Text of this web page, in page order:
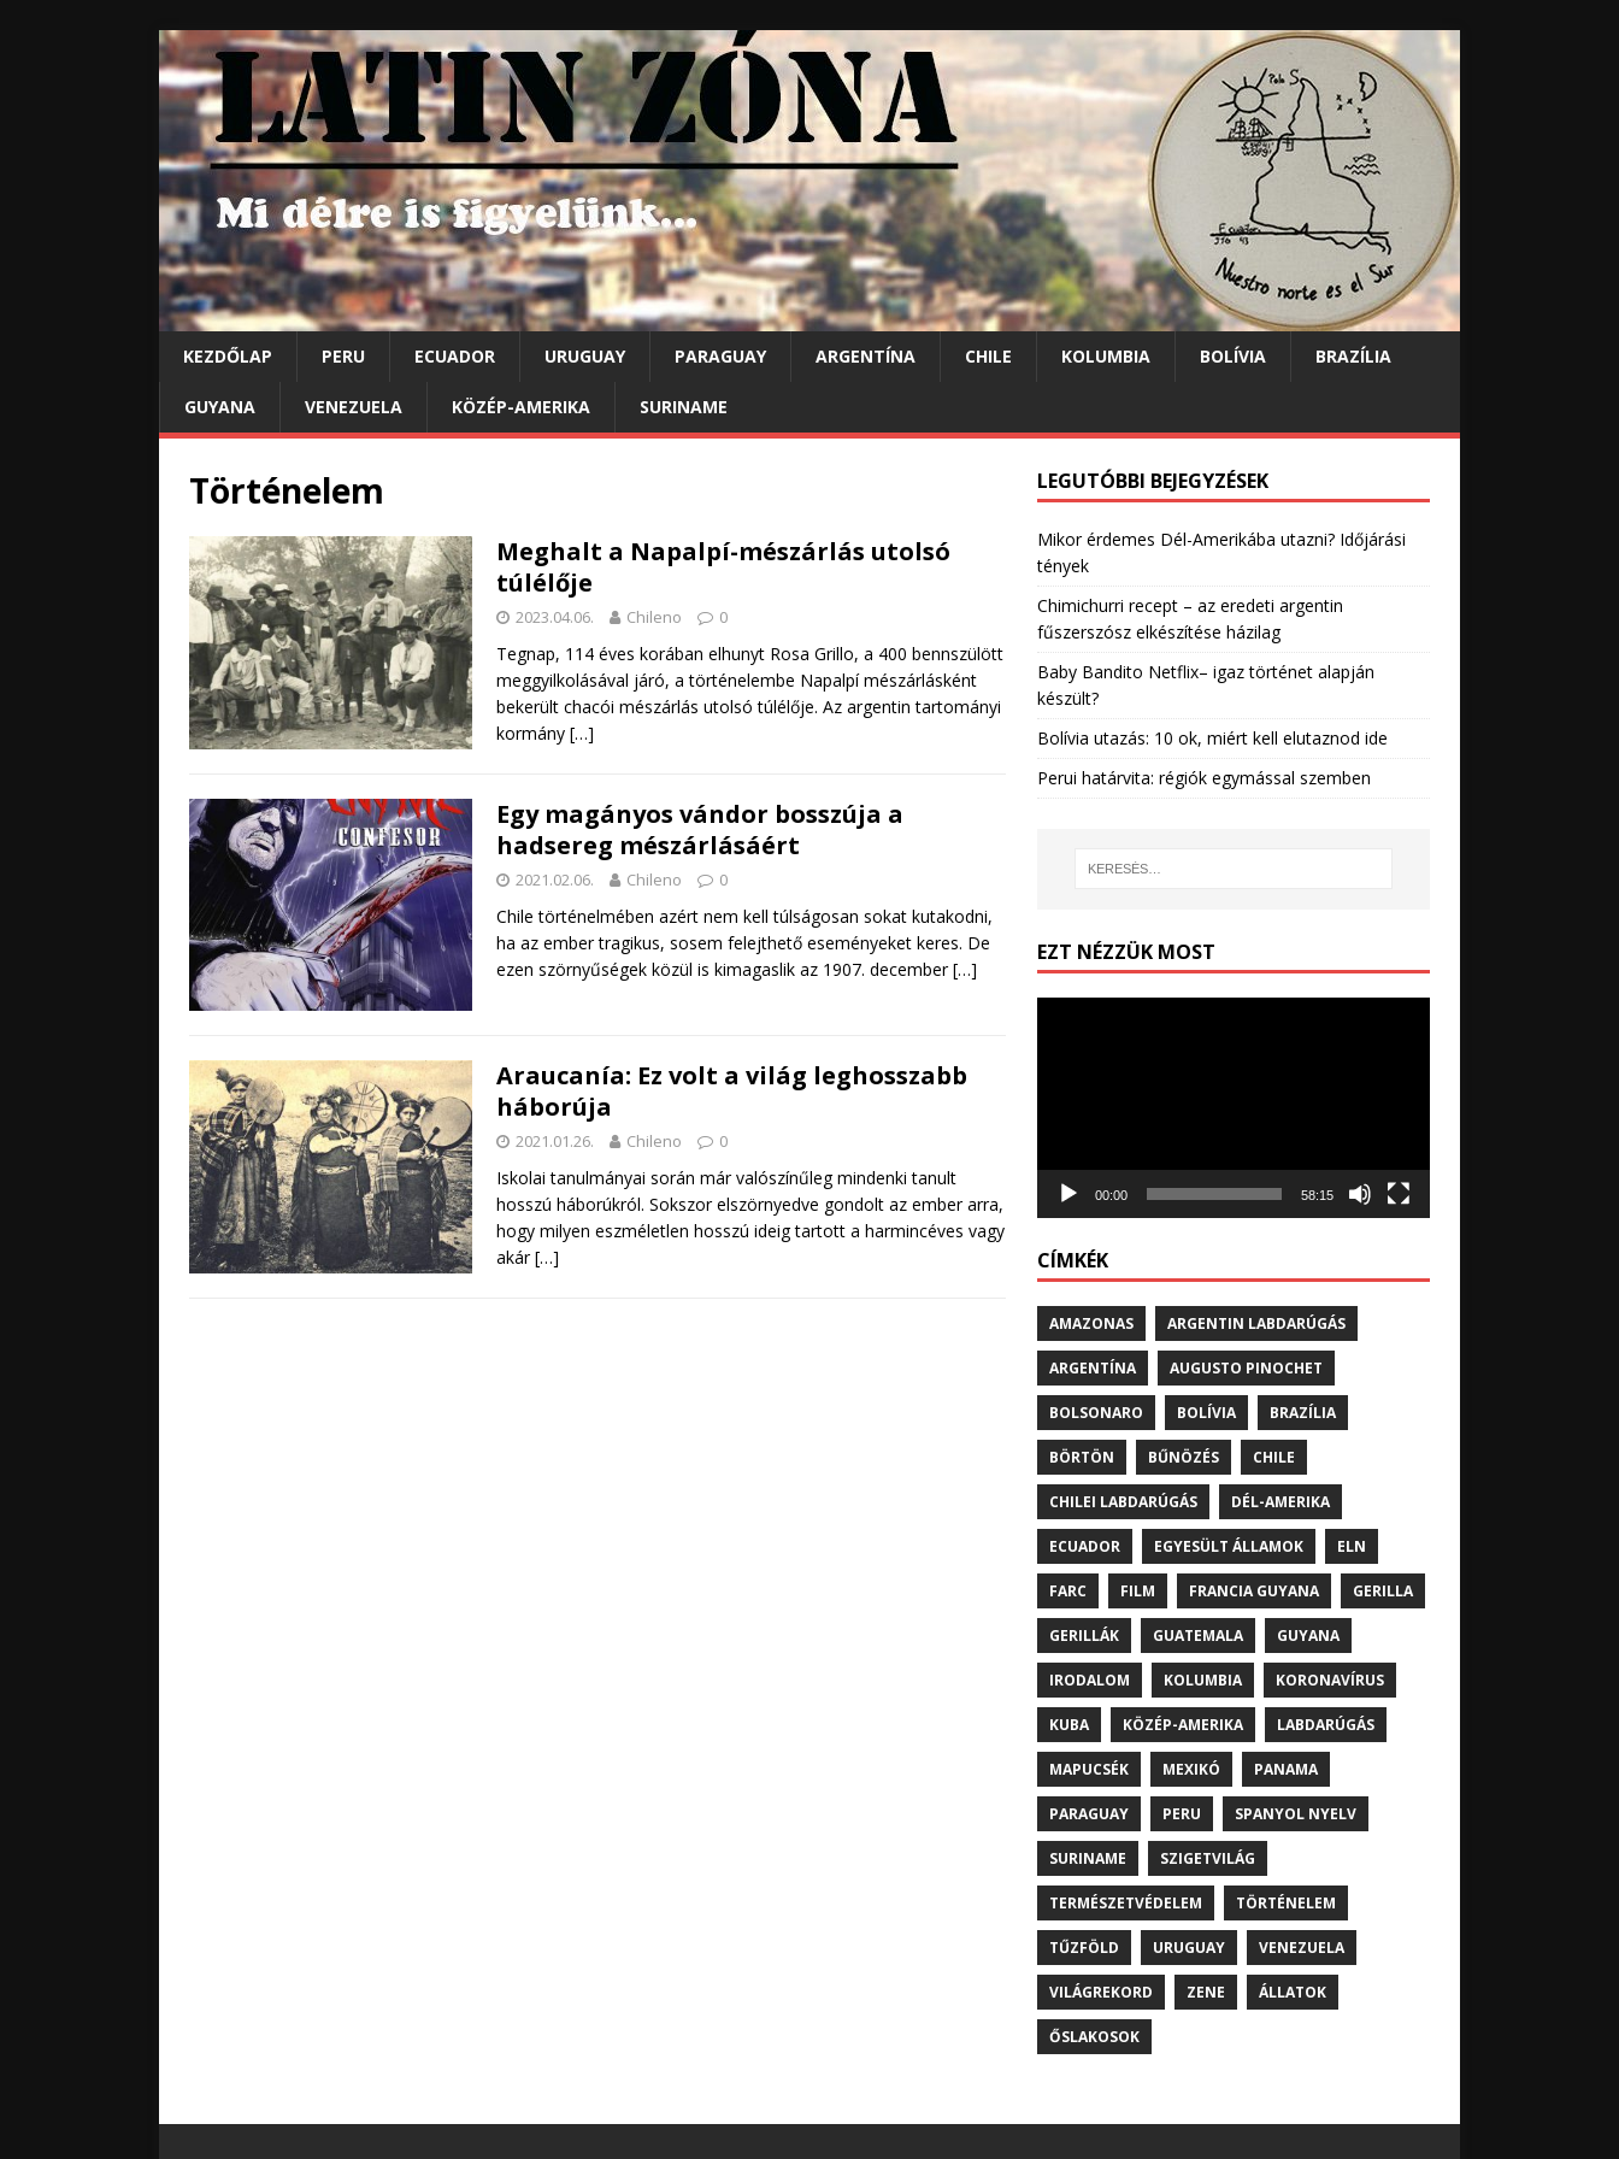
KEZDŐLAP PERU ECUADOR URUGUAY PARAGUAY ARGENTÍNA CHILE KOLUMBIA BOLÍVIA BRAZÍLIA
GUYANA VENEZUELA KÖZÉP-AMERIKA SURINAME
Történelem
Meghalt a Napalpí-mészárlás utolsó
túlélője
2023.04.06. Chileno 0
Tegnap, 114 éves korában elhunyt Rosa Grillo, a 400 bennszülött
meggyilkolásával járó, a történelembe Napalpí mészárlásként
bekerült chacói mészárlás utolsó túlélője. Az argentin tartományi
kormány […]
Egy magányos vándor bosszúja a
hadsereg mészárlásáért
2021.02.06. Chileno 0
Chile történelmében azért nem kell túlságosan sokat kutakodni,
ha az ember tragikus, sosem felejthető eseményeket keres. De
ezen szörnyűségek közül is kimagaslik az 1907. december[…]
Araucanía: Ez volt a világ leghosszabb
háborúja
2021.01.26. Chileno 0
Iskolai tanulmányai során már valószínűleg mindenki tanult
hosszú háborúkról. Sokszor elszörnyedve gondolt az ember arra,
hogy milyen eszméletlen hosszú ideig tartott a harmincéves vagy
akár[…]
LEGUTÓBBI BEJEGYZÉSEK
Mikor érdemes Dél-Amerikába utazni? Időjárási
tények
Chimichurri recept – az eredeti argentin
fűszerszósz elkészítése házilag
Baby Bandito Netflix– igaz történet alapján
készült?
Bolívia utazás: 10 ok, miért kell elutaznod ide
Perui határvita: régiók egymással szemben
EZT NÉZZÜK MOST
00:00 58:15
CÍMKÉK
AMAZONAS ARGENTIN LABDARÚGÁS
ARGENTÍNA AUGUSTO PINOCHET
BOLSONARO BOLÍVIA BRAZÍLIA
BÖRTÖN BŰNÖZÉS CHILE
CHILEI LABDARÚGÁS DÉL-AMERIKA
ECUADOR EGYESÜLT ÁLLAMOK ELN
FARC FILM FRANCIA GUYANA GERILLA
GERILLÁK GUATEMALA GUYANA
IRODALOM KOLUMBIA KORONAVÍRUS
KUBA KÖZÉP-AMERIKA LABDARÚGÁS
MAPUCSÉK MEXIKÓ PANAMA
PARAGUAY PERU SPANYOL NYELV
SURINAME SZIGETVILÁG
TERMÉSZETVÉDELEM TÖRTÉNELEM
TŰZFÖLD URUGUAY VENEZUELA
VILÁGREKORD ZENE ÁLLATOK
ŐSLAKOSOK